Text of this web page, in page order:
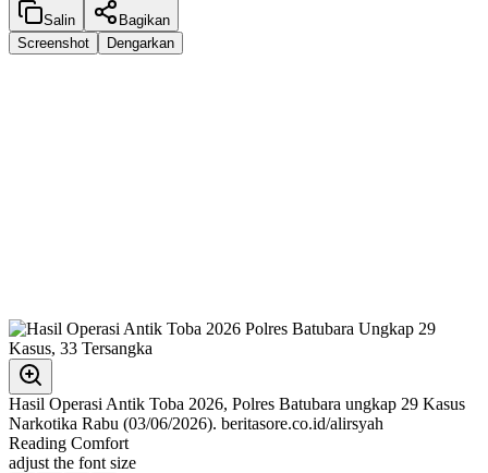
Salin
Bagikan
Screenshot
Dengarkan
Hasil Operasi Antik Toba 2026, Polres Batubara ungkap 29 Kasus
Narkotika Rabu (03/06/2026). beritasore.co.id/alirsyah
Reading Comfort
adjust the font size